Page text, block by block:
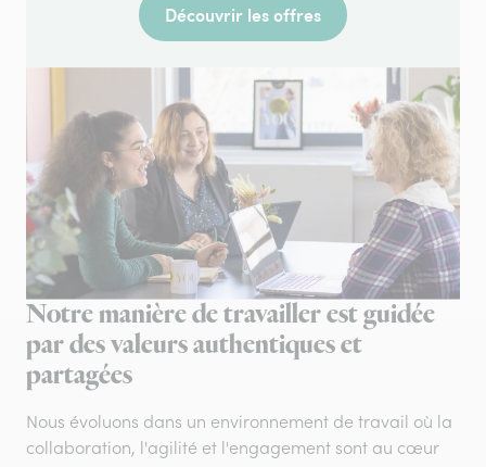
Découvrir les offres
Notre manière de travailler est guidée
par des valeurs authentiques et
partagées
Nous évoluons dans un environnement de travail où la
collaboration, l'agilité et l'engagement sont au cœur